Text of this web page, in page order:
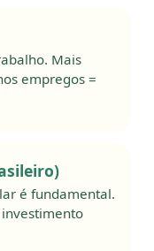
Mais
empregos =
é fundamental.